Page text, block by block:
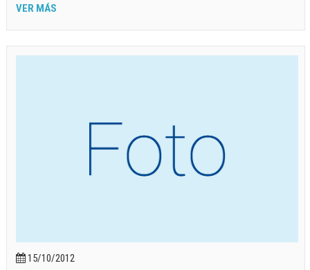
VER MÁS
15/10/2012